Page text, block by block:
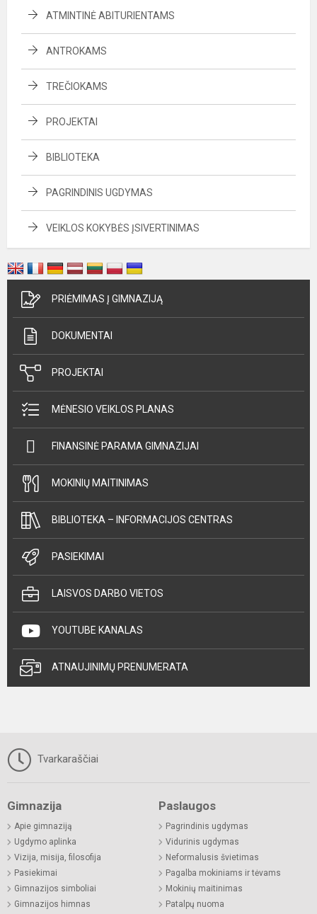
ATMINTINĖ ABITURIENTAMS
ANTROKAMS
TREČIOKAMS
PROJEKTAI
BIBLIOTEKA
PAGRINDINIS UGDYMAS
VEIKLOS KOKYBĖS ĮSIVERTINIMAS
PRIĖMIMAS Į GIMNAZIJĄ
DOKUMENTAI
PROJEKTAI
MĖNESIO VEIKLOS PLANAS
FINANSINĖ PARAMA GIMNAZIJAI
MOKINIŲ MAITINIMAS
BIBLIOTEKA – INFORMACIJOS CENTRAS
PASIEKIMAI
LAISVOS DARBO VIETOS
YOUTUBE KANALAS
ATNAUJINIMŲ PRENUMERATA
Tvarkaraščiai
Gimnazija
Apie gimnaziją
Ugdymo aplinka
Vizija, misija, filosofija
Pasiekimai
Gimnazijos simboliai
Gimnazijos himnas
Paslaugos
Pagrindinis ugdymas
Vidurinis ugdymas
Neformalusis švietimas
Pagalba mokiniams ir tėvams
Mokinių maitinimas
Patalpų nuoma